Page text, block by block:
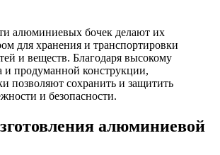
алюминиевых бочек делают их
для хранения и транспортировки
и веществ. Благодаря высокому
и продуманной конструкции,
позволяют сохранить и защитить
и безопасности.
алюминиевой